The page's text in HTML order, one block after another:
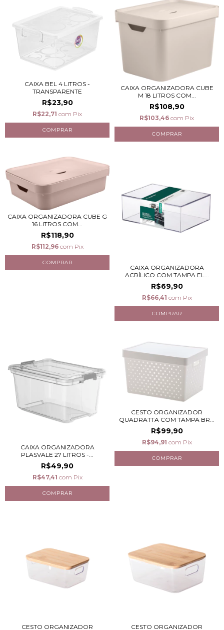
CAIXA BEL 4 LITROS -
TRANSPARENTE
R$23,90
R$22,71 com Pix
CAIXA ORGANIZADORA CUBE
M 18 LITROS COM...
R$108,90
R$103,46 com Pix
CAIXA ORGANIZADORA CUBE G
16 LITROS COM...
R$118,90
R$112,96 com Pix
CAIXA ORGANIZADORA
ACRÍLICO COM TAMPA EL...
R$69,90
R$66,41 com Pix
CAIXA ORGANIZADORA
PLASVALE 27 LITROS -...
R$49,90
R$47,41 com Pix
CESTO ORGANIZADOR
QUADRATTA COM TAMPA BR...
R$99,90
R$94,91 com Pix
CESTO ORGANIZADOR CESTO ORGANIZADOR